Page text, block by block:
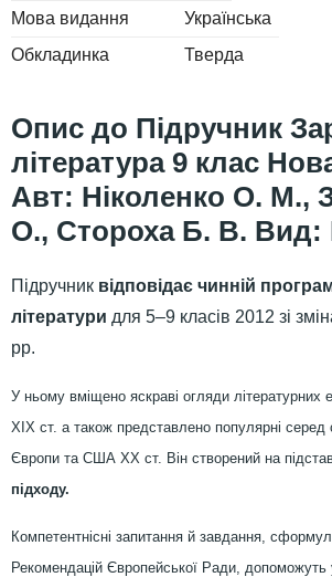
Мова видання
Українська
Обкладинка
Тверда
Підручник
література 9 клас
Авт: Ніколенко О. М.,
О., Стороха Б. В. Вид:
Підручник відповідає чинній
літератури для 5–9 класів 2012 зі
рр.
У ньому вміщено яскраві огляди літературних
XIX ст. а також представлено популярні серед
Європи та США XX ст. Він створений на
підходу.
Компетентнісні запитання й завдання,
Рекомендацій Європейської Ради, допоможуть